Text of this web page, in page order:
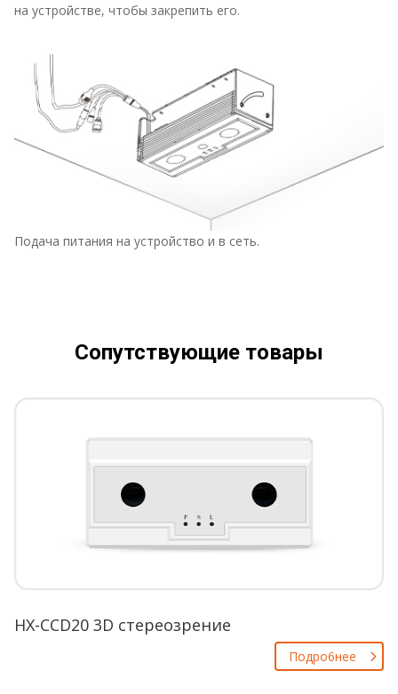
на устройстве, чтобы закрепить его.
Подача питания на устройство и в сеть.
Сопутствующие товары
HX-CCD20 3D стереозрение
Пoдpo6нee